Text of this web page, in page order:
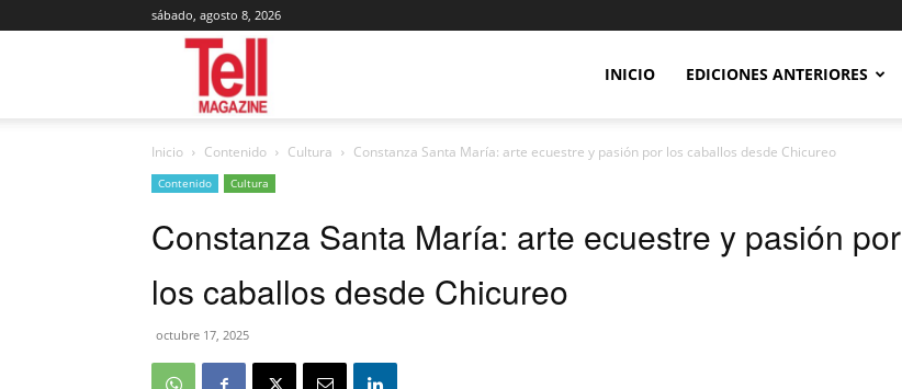
sábado, agosto 8, 2026
Magazine
INICIO EDICIONES ANTERIORES
Inicio Contenido Cultura Constanza Santa María: arte ecuestre y pasión por los caballos desde Chicureo
Contenido Cultura
Constanza Santa María: arte ecuestre y pasión por
los caballos desde Chicureo
octubre 17, 2025